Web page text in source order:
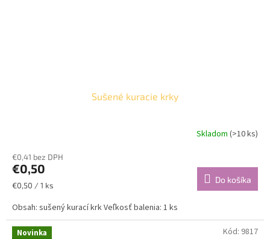
Sušené kuracie krky
Skladom (>10 ks)
€0,41 bez DPH
€0,50
Jednotková
€0,50 / 1 ks
Do košíka
Obsah: sušený kurací krk Veľkosť balenia: 1 ks
Novinka
Kód: 9817